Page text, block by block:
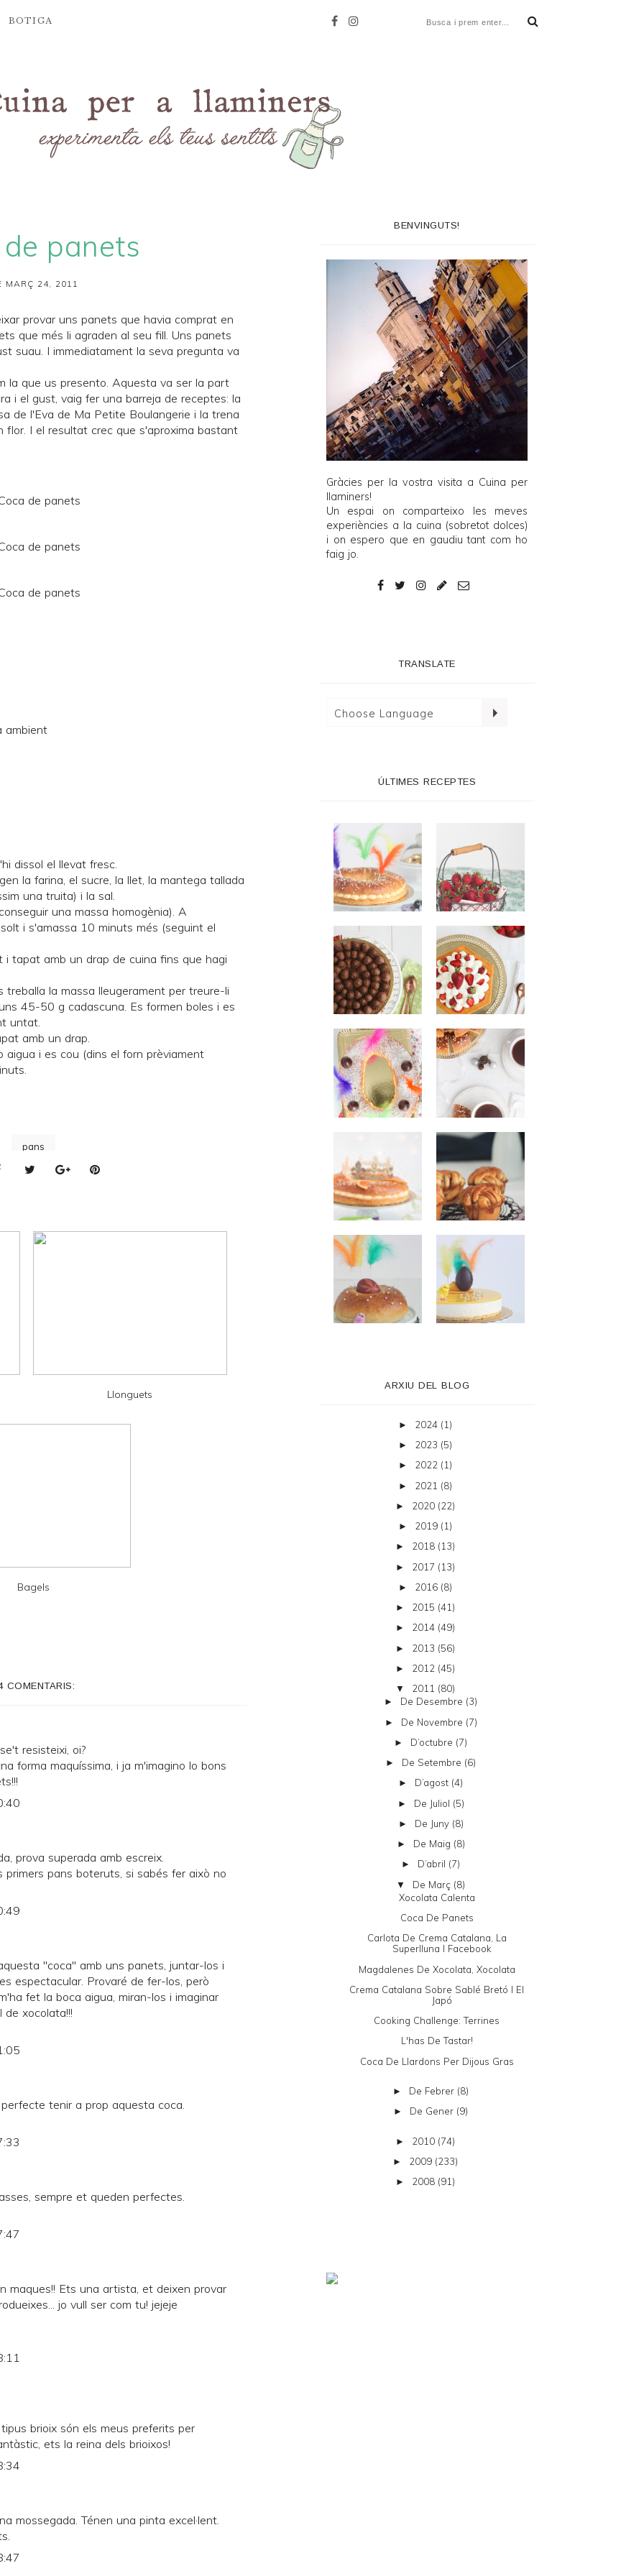
BOTIGA
panets
MARÇ 24, 2011
provar uns panets que havia comprat en
que més li agraden al seu fill. Uns panets
suau. I immediatament la seva pregunta va
la que us presento. Aquesta va ser la part
i el gust, vaig fer una barreja de receptes: la
de l'Eva de Ma Petite Boulangerie i la trena
flor. I el resultat crec que s'aproxima bastant
ambient
dissol el llevat fresc.
la farina, el sucre, la llet, la mantega tallada
una truita) i la sal.
una massa homogènia). A
i s'amassa 10 minuts més (seguint el
i tapat amb un drap de cuina fins que hagi
la massa lleugerament per treure-li
45-50 g cadascuna. Es formen boles i es
untat.
amb un drap.
aigua i es cou (dins el forn prèviament
pans
Llonguets
Bagels
COMENTARIS:
resisteixi, oi?
forma maquíssima, i ja m'imagino lo bons
prova superada amb escreix.
primers pans boteruts, si sabés fer això no
"coca" amb uns panets, juntar-los i
espectacular. Provaré de fer-los, però
fet la boca aigua, miran-los i imaginar
xocolata!!!
tenir a prop aquesta coca.
sempre et queden perfectes.
maques!! Ets una artista, et deixen provar
jo vull ser com tu! jejeje
brioix són els meus preferits per
ets la reina dels brioixos!
mossegada. Ténen una pinta excel·lent.
BENVINGUTS!
Gràcies per la vostra visita a Cuina per
llaminers!
Un espai on comparteixo les meves
experiències a la cuina (sobretot dolces)
i on espero que en gaudiu tant com ho
faig jo.
TRANSLATE
ÚLTIMES RECEPTES
ARXIU DEL BLOG
► 2024 (1)
► 2023 (5)
► 2022 (1)
► 2021 (8)
► 2020 (22)
► 2019 (1)
► 2018 (13)
► 2017 (13)
► 2016 (8)
► 2015 (41)
► 2014 (49)
► 2013 (56)
► 2012 (45)
▼ 2011 (80)
► De Desembre (3)
► De Novembre (7)
► D’octubre (7)
► De Setembre (6)
► D’agost (4)
► De Juliol (5)
► De Juny (8)
► De Maig (8)
► D’abril (7)
▼ De Març (8)
Xocolata Calenta
Coca De Panets
Carlota De Crema Catalana, La
Superlluna I Facebook
Magdalenes De Xocolata, Xocolata
Crema Catalana Sobre Sablé Bretó I El
Japó
Cooking Challenge: Terrines
L'has De Tastar!
Coca De Llardons Per Dijous Gras
► De Febrer (8)
► De Gener (9)
► 2010 (74)
► 2009 (233)
► 2008 (91)